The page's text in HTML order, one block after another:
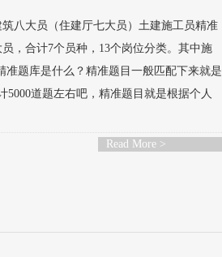
八大员（住建厅七大员）土建施工员精准
，合计7个员种，13个岗位分类。其中施
题库是什么？精准题目一般匹配下来就是
道题左右吧，精准题目就是根据个人
Read More >